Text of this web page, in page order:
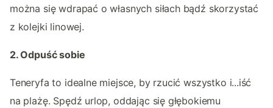
można się wdrapać o własnych siłach bądź skorzystać
z kolejki linowej.
2. Odpuść sobie
Teneryfa to idealne miejsce, by rzucić wszystko i...iść
na plażę. Spędź urlop, oddając się głębokiemu